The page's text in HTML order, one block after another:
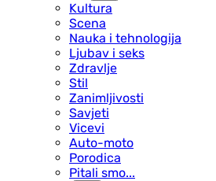
Kultura
Scena
Nauka i tehnologija
Ljubav i seks
Zdravlje
Stil
Zanimljivosti
Savjeti
Vicevi
Auto-moto
Porodica
Pitali smo...